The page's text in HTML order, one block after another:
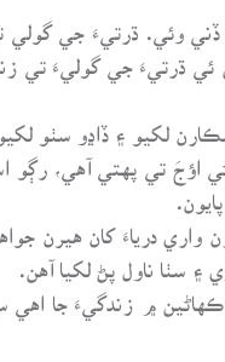
وئي. ڌرتيءَ جي گولي
ئي ڌرتيءَ جي گوليءَ تي
لکيو ۽ ڏاڍو سٺو
اؤجَ تي پهتي آهي، رڳو
درياءَ کان هيرن
سٺا ناول پڻ لکيا آهن.
۾ زندگيءَ جا اهي